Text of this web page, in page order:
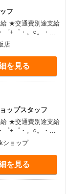
フ
★交通費別途支給
を紹介
2回払
・。○。・゜
店
を見る
ップスタッフ
★交通費別途支給
を紹介
2回払
・。○。・゜
ショップ
を見る